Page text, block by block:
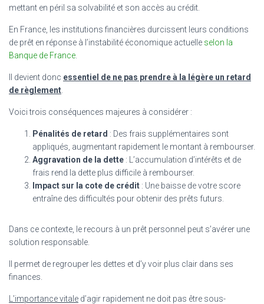
mettant en péril sa solvabilité et son accès au crédit.
En France, les institutions financières durcissent leurs conditions
de prêt en réponse à l’instabilité économique actuelle selon la
Banque de France
Il devient donc essentiel de ne pas prendre à la légère un retard
de règlement
Voici trois conséquences majeures à considérer :
Pénalités de retard : Des frais supplémentaires sont
appliqués, augmentant rapidement le montant à rembourser.
Aggravation de la dette : L’accumulation d’intérêts et de
frais rend la dette plus difficile à rembourser.
Impact sur la cote de crédit : Une baisse de votre score
entraîne des difficultés pour obtenir des prêts futurs.
Dans ce contexte, le recours à un prêt personnel peut s’avérer une
solution responsable.
Il permet de regrouper les dettes et d’y voir plus clair dans ses
finances.
L’importance vitale d’agir rapidement ne doit pas être sous-